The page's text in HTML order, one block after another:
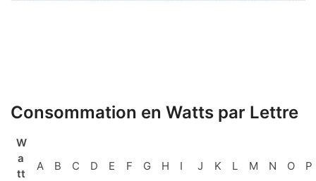
Consommation en Watts par Lettre
W
a
tt
A B C D E F G H I J K L M N O P